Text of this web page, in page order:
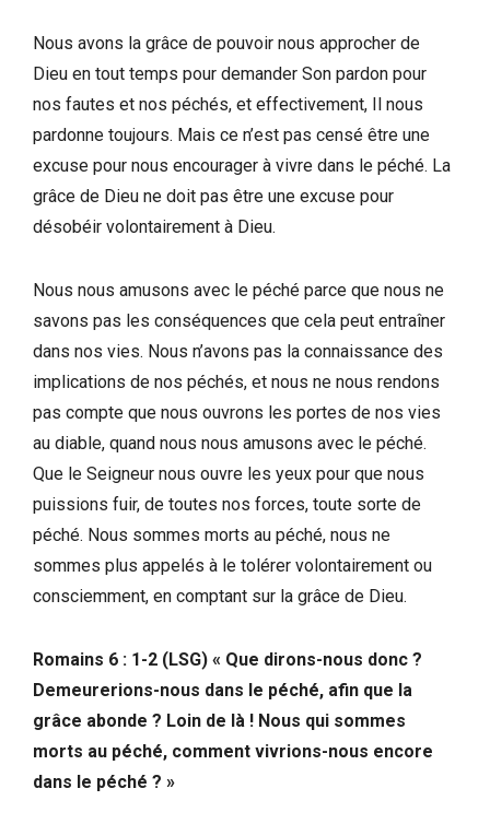
Nous avons la grâce de pouvoir nous approcher de
Dieu en tout temps pour demander Son pardon pour
nos fautes et nos péchés, et effectivement, Il nous
pardonne toujours. Mais ce n’est pas censé être une
excuse pour nous encourager à vivre dans le péché. La
grâce de Dieu ne doit pas être une excuse pour
désobéir volontairement à Dieu.
Nous nous amusons avec le péché parce que nous ne
savons pas les conséquences que cela peut entraîner
dans nos vies. Nous n’avons pas la connaissance des
implications de nos péchés, et nous ne nous rendons
pas compte que nous ouvrons les portes de nos vies
au diable, quand nous nous amusons avec le péché.
Que le Seigneur nous ouvre les yeux pour que nous
puissions fuir, de toutes nos forces, toute sorte de
péché. Nous sommes morts au péché, nous ne
sommes plus appelés à le tolérer volontairement ou
consciemment, en comptant sur la grâce de Dieu.
Romains 6 : 1-2 (LSG) « Que dirons-nous donc ?
Demeurerions-nous dans le péché, afin que la
grâce abonde ? Loin de là ! Nous qui sommes
morts au péché, comment vivrions-nous encore
dans le péché ? »